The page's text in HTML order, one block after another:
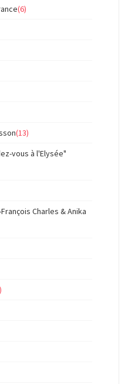
(6)
(13)
vous à l'Elysée"
Charles & Anika